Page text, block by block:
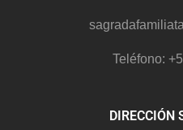
Teléfono:
DIRECCIÓN